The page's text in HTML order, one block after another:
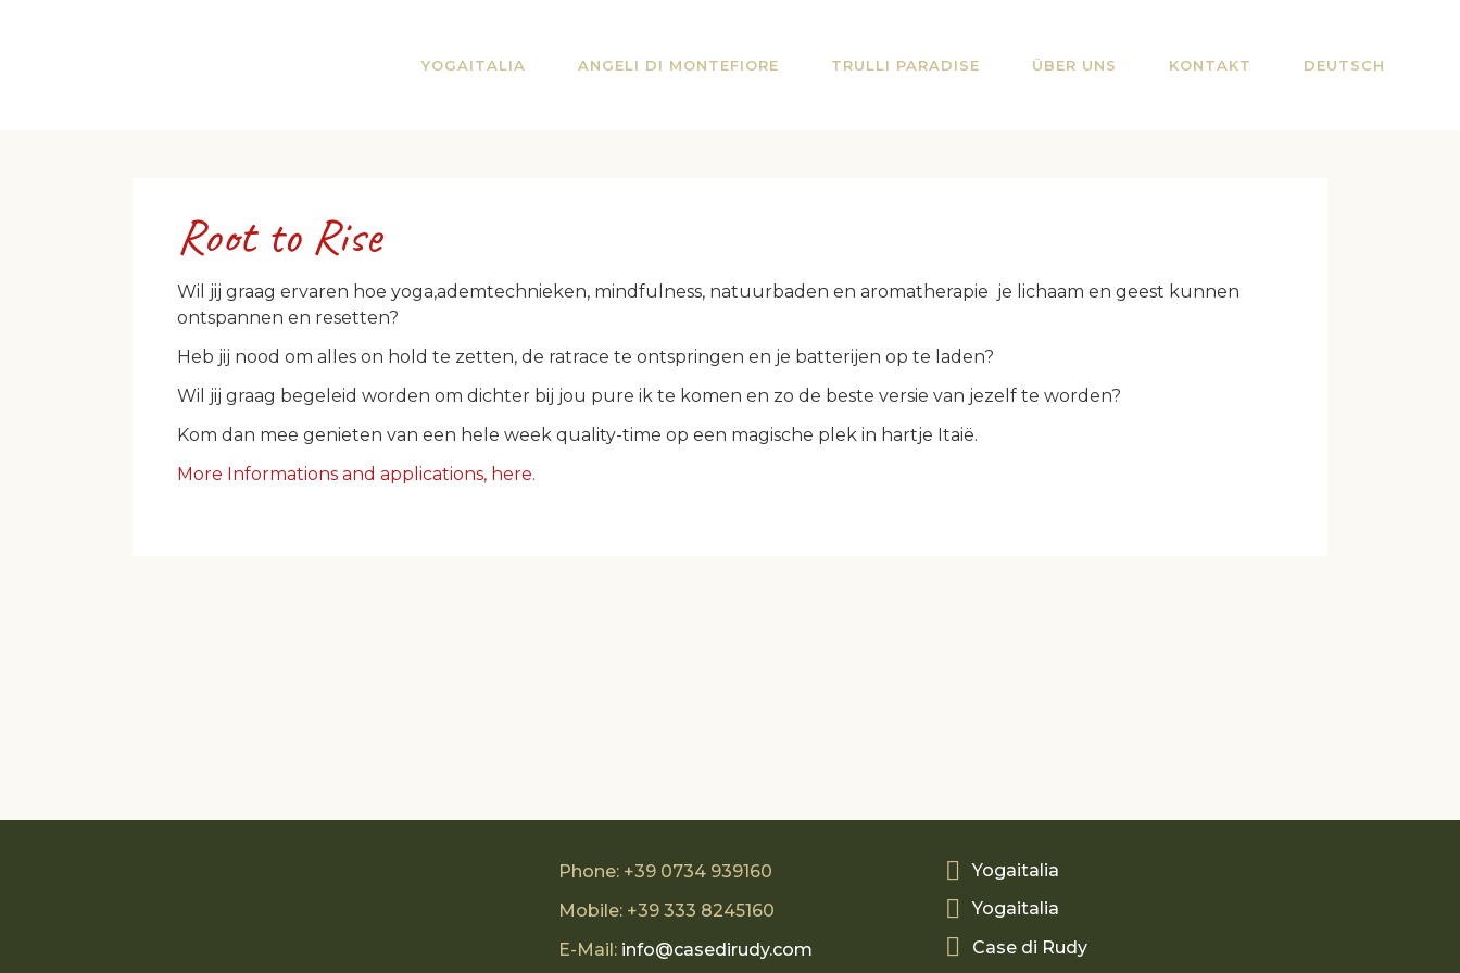
YOGAITALIA ANGELI DI MONTEFIORE TRULLI PARADISE ÜBER UNS KONTAKT DEUTSCH
Root to Rise
Wil jij graag ervaren hoe yoga,ademtechnieken, mindfulness, natuurbaden en aromatherapie je lichaam en geest kunnen
ontspannen en resetten?
Heb jij nood om alles on hold te zetten, de ratrace te ontspringen en je batterijen op te laden?
Wil jij graag begeleid worden om dichter bij jou pure ik te komen en zo de beste versie van jezelf te worden?
Kom dan mee genieten van een hele week quality-time op een magische plek in hartje Itaië.
More Informations and applications, here.
Phone: +39 0734 939160
Mobile: +39 333 8245160
E-Mail: info@casedirudy.com
Yogaitalia
Yogaitalia
Case di Rudy